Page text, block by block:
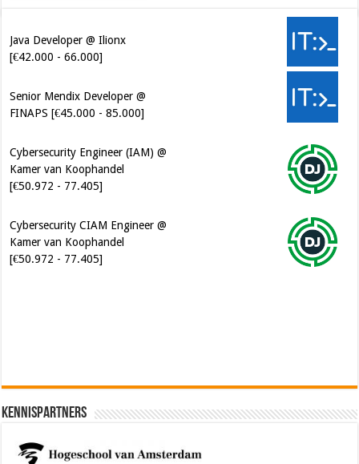
[€42.000 - 66.000]
FINAPS [€45.000 - 85.000]
Kamer van Koophandel
[€50.972 - 77.405]
Kamer van Koophandel
[€50.972 - 77.405]
Kennispartners